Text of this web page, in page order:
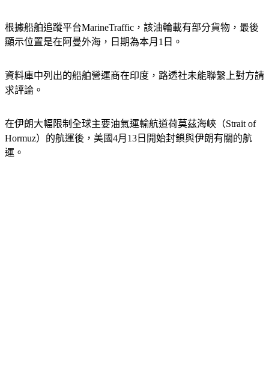
根據船舶追蹤平台MarineTraffic，該油輪載有部分貨物，最後
顯示位置是在阿曼外海，日期為本月1日。
資料庫中列出的船舶營運商在印度，路透社未能聯繫上對方請
求評論。
在伊朗大幅限制全球主要油氣運輸航道荷莫茲海峽（Strait of
Hormuz）的航運後，美國4月13日開始封鎖與伊朗有關的航
運。